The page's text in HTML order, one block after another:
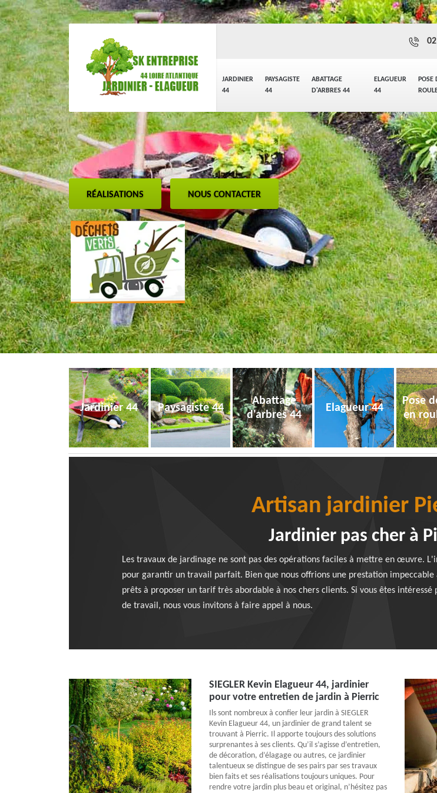
JARDINIER
44
PAYSAGISTE
44
ABATTAGE
D'ARBRES 44
ELAGUEUR
44
POSE
RÉALISATIONS NOUS CONTACTER
Jardinier 44 Paysagiste 44
Abattage
d'arbres 44
Elagueur 44
Pose
en
Artisan jardinier
Jardinier pas cher à
Les travaux de jardinage ne sont pas des opérations faciles à mettre en œuvre.
pour garantir un travail parfait. Bien que nous offrions une prestation impeccable
prêts à proposer un tarif très abordable à nos chers clients. Si vous êtes
de travail, nous vous invitons à faire appel à nous.
SIEGLER Kevin Elagueur 44, jardinier
pour votre entretien de jardin à Pierric
Ils sont nombreux à confier leur jardin à SIEGLER
Kevin Elagueur 44, un jardinier de grand talent se
trouvant à Pierric. Il apporte toujours des solutions
surprenantes à ses clients. Qu’il s’agisse d’entretien,
de décoration, d’élagage ou autres, ce jardinier
talentueux se distingue de ses pairs par ses travaux
bien faits et ses réalisations toujours uniques. Pour
rendre votre jardin plus beau et original, n’hésitez pas